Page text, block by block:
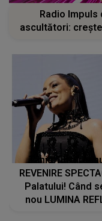
Radio
ascultători:
Tania
REVENIRE
Palatului! Când
nou LUMINA